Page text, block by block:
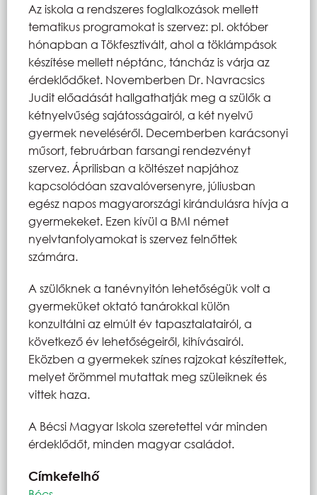
Az iskola a rendszeres foglalkozások mellett
tematikus programokat is szervez: pl. október
hónapban a Tökfesztivált, ahol a töklámpások
készítése mellett néptánc, táncház is várja az
érdeklődőket. Novemberben Dr. Navracsics
Judit előadását hallgathatják meg a szülők a
kétnyelvűség sajátosságairól, a két nyelvű
gyermek neveléséről. Decemberben karácsonyi
műsort, februárban farsangi rendezvényt
szervez. Áprilisban a költészet napjához
kapcsolódóan szavalóversenyre, júliusban
egész napos magyarországi kirándulásra hívja a
gyermekeket. Ezen kívül a BMI német
nyelvtanfolyamokat is szervez felnőttek
számára.
A szülőknek a tanévnyitón lehetőségük volt a
gyermeküket oktató tanárokkal külön
konzultálni az elmúlt év tapasztalatairól, a
következő év lehetőségeiről, kihívásairól.
Eközben a gyermekek színes rajzokat készítettek,
melyet örömmel mutattak meg szüleiknek és
vittek haza.
A Bécsi Magyar Iskola szeretettel vár minden
érdeklődőt, minden magyar családot.
Címkefelhő